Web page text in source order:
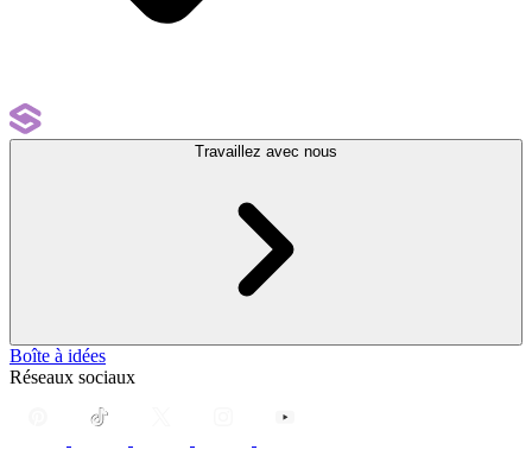
Travaillez avec nous
Boîte à idées
Réseaux sociaux